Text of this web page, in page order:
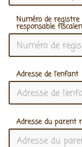
Numéro de
responsable
Adresse de l'enfant
Adresse du parent